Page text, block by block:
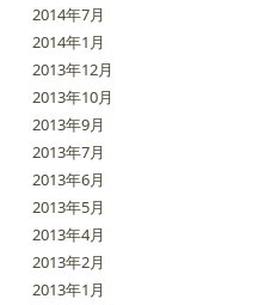
2014年7月
2014年1月
2013年12月
2013年10月
2013年9月
2013年7月
2013年6月
2013年5月
2013年4月
2013年2月
2013年1月